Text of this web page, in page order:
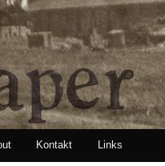
Kontakt Links